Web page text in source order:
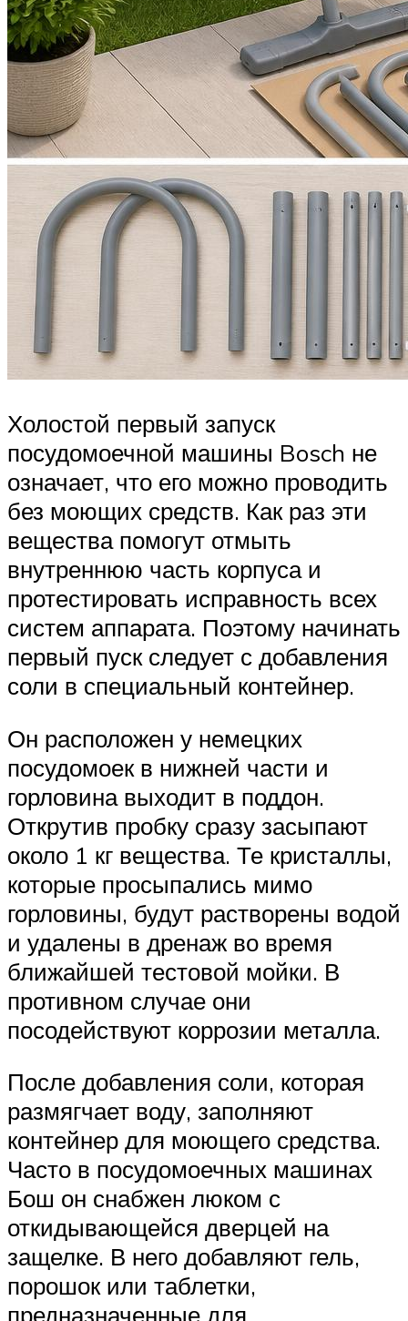
Холостой первый запуск
посудомоечной машины Bosch не
означает, что его можно проводить
без моющих средств. Как раз эти
вещества помогут отмыть
внутреннюю часть корпуса и
протестировать исправность всех
систем аппарата. Поэтому начинать
первый пуск следует с добавления
соли в специальный контейнер.
Он расположен у немецких
посудомоек в нижней части и
горловина выходит в поддон.
Открутив пробку сразу засыпают
около 1 кг вещества. Те кристаллы,
которые просыпались мимо
горловины, будут растворены водой
и удалены в дренаж во время
ближайшей тестовой мойки. В
противном случае они
посодействуют коррозии металла.
После добавления соли, которая
размягчает воду, заполняют
контейнер для моющего средства.
Часто в посудомоечных машинах
Бош он снабжен люком с
откидывающейся дверцей на
защелке. В него добавляют гель,
порошок или таблетки,
предназначенные для